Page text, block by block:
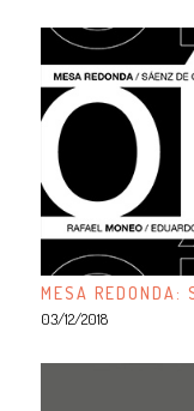
MESA
03/12/2018